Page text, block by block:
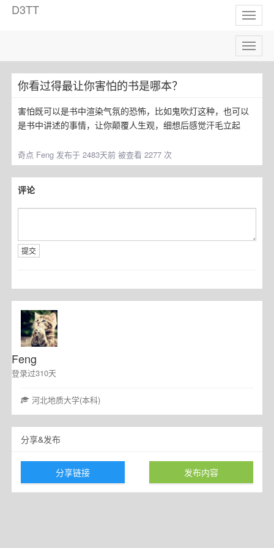
Toggle
D3TT
Toggle
你看过得最让你害怕的书是哪本？
害怕既可以是书中渲染气氛的恐怖，比如鬼吹灯这种，也可以
是书中讲述的事情，让你颠覆人生观，细想后感觉汗毛立起
奇点 Feng 发布于 2483天前 被查看 2277 次
评论
提交
Feng
登录过310天
河北地质大学(本科)
分享&发布
分享链接 发布内容